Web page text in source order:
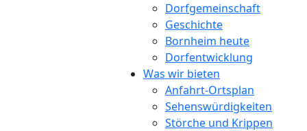
Dorfgemeinschaft
Geschichte
Bornheim heute
Dorfentwicklung
Was wir bieten
Anfahrt-Ortsplan
Sehenswürdigkeiten
Störche und Krippen